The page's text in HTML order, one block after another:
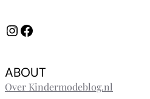
InstagramFacebook
ABOUT
Over Kindermodeblog.nl